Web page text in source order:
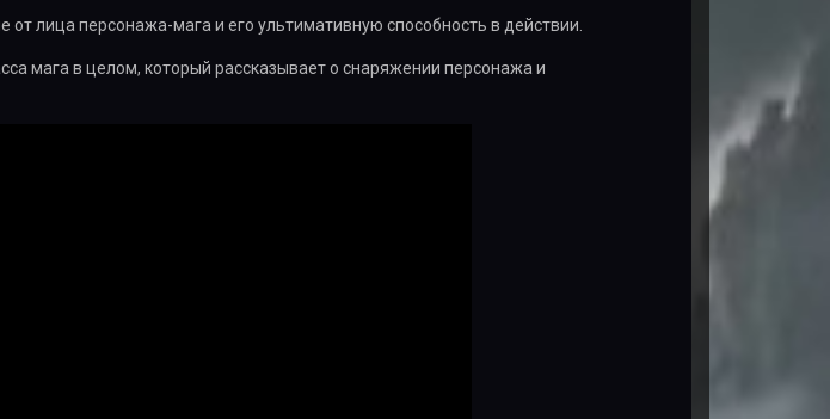
лица персонажа-мага и его ультимативную способность в действии.
мага в целом, который рассказывает о снаряжении персонажа и